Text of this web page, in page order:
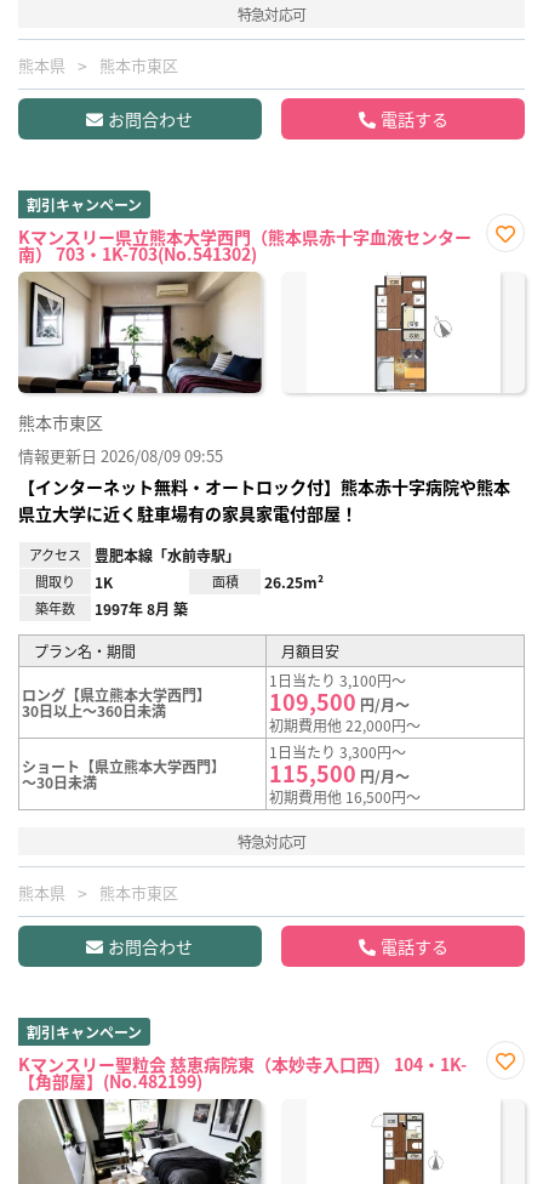
特急対応可
熊本県 熊本市東区
お問合わせ 電話する
割引キャンペーン
Kマンスリー県立熊本大学西門（熊本県赤十字血液センター
南） 703・1K-703(No.541302)
に入
熊本市東区
情報更新日 2026/08/09 09:55
【インターネット無料・オートロック付】熊本赤十字病院や熊本
県立大学に近く駐車場有の家具家電付部屋！
アクセス 豊肥本線「水前寺駅」
間取り 1K 面積 26.25m²
築年数 1997年 8月 築
プラン名・期間 月額目安
ロング【県立熊本大学西門】
30日以上～360日未満
1日当たり 3,100円～
109,500 円/月～
初期費用他 22,000円～
ショート【県立熊本大学西門】
～30日未満
1日当たり 3,300円～
115,500 円/月～
初期費用他 16,500円～
特急対応可
熊本県 熊本市東区
お問合わせ 電話する
割引キャンペーン
Kマンスリー聖粒会 慈恵病院東（本妙寺入口西） 104・1K-
【角部屋】(No.482199)
に入